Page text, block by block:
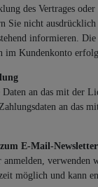
des Vertrages
Sie nicht
informieren.
im Kundenkonto
an das mit der
an das
E-Mail-Newsletter
anmelden,
möglich und kann